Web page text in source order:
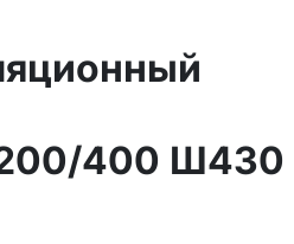
400 Ш430